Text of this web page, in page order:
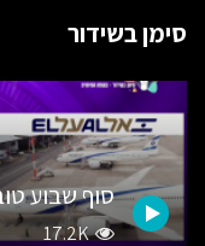
סימן בשידור
17.2K